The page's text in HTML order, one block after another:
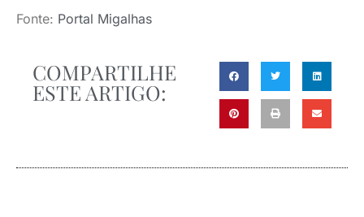
Fonte: Portal Migalhas
COMPARTILHE
ESTE ARTIGO: